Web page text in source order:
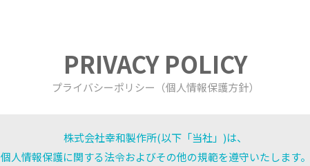
PRIVACY POLICY
プライバシーポリシー（個人情報保護方針）
株式会社幸和製作所(以下「当社」)は、
個人情報保護に関する法令およびその他の規範を遵守いたします。